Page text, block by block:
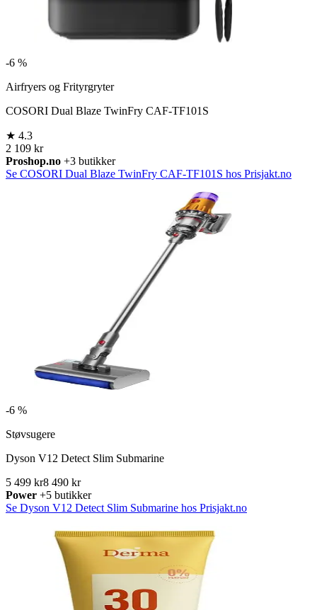
-6 %
Airfryers og Frityrgryter
COSORI Dual Blaze TwinFry CAF-TF101S
★ 4.3
2 109 kr
Proshop.no +3 butikker
Se COSORI Dual Blaze TwinFry CAF-TF101S hos Prisjakt.no
-6 %
Støvsugere
Dyson V12 Detect Slim Submarine
5 499 kr8 490 kr
Power +5 butikker
Se Dyson V12 Detect Slim Submarine hos Prisjakt.no